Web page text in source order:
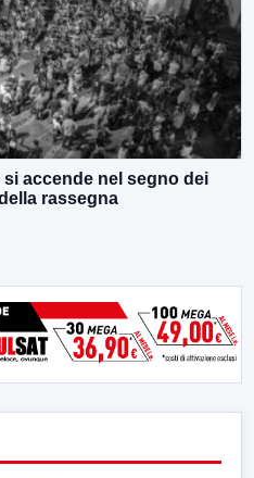
accende nel segno dei
rassegna